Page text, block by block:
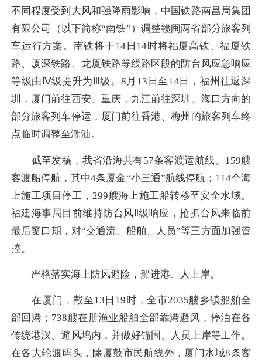
不同程度受到大风和强降雨影响，中国铁路南昌局集团
有限公司（以下简称“南铁”）调整赣闽两省部分旅客列
车运行方案。南铁将于14日14时将福厦高铁、福厦铁
路、厦深铁路、龙厦铁路等线路区段的防台风应急响应
等级由Ⅳ级提升为Ⅲ级。8月13日至14日，福州往返深
圳，厦门前往西安、重庆，九江前往深圳、海口方向的
部分旅客列车停运，厦门前往香港、梅州的旅客列车终
点临时调整至潮汕。
截至发稿，我省沿海共有57条客渡运航线、159艘
客渡船停航，其中4条厦金“小三通”航线停航；114个海
上施工项目停工，299艘海上施工船转移至安全水域。
福建海事局目前维持防台风Ⅱ级响应，抢抓台风来临前
最后窗口期，对“交通流、船舶、人员”等三方面加强管
控。
严格落实海上防风避险，船进港、人上岸。
在厦门，截至13日19时，全市2035艘乡镇船舶全
部回港；738艘在册渔业船舶全部靠港避风，停泊在各
传统港汊、避风坞内，并做好锚固、人员上岸等工作。
在各大轮渡码头，除厦鼓市民航线外，厦门水域8条客